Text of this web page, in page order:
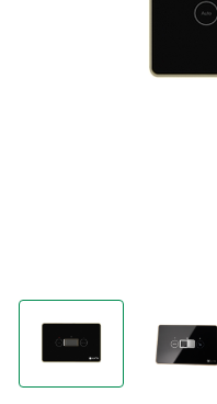
Công tắc cầu thangCông tắc